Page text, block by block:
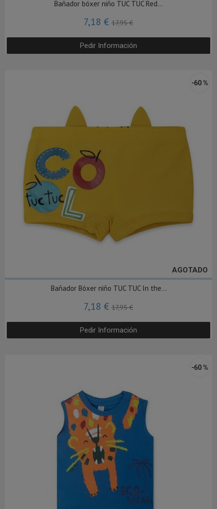
Bañador bóxer niño TUC TUC Red...
7,18 € 17,95 €
Pedir Información
AGOTADO
-60 %
Bañador Bóxer niño TUC TUC In the...
7,18 € 17,95 €
Pedir Información
-60 %